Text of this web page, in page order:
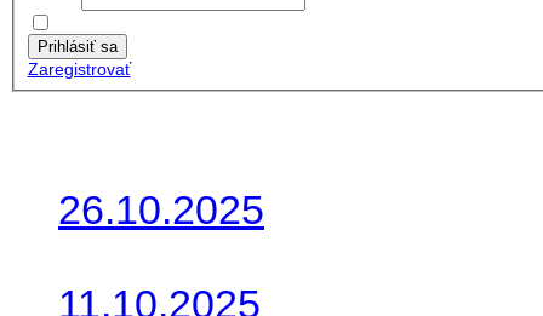
Prihlásiť sa
Zaregistrovať
26.10.2025
11.10.2025